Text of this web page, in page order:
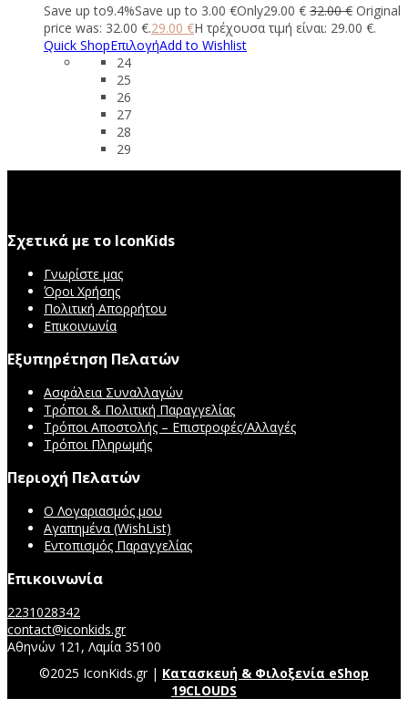
Save up to9.4%Save up to 3.00 €Only29.00 € 32.00€ Original
price was: 32.00 €.29.00 €Η τρέχουσα τιμή είναι: 29.00 €.
Quick ShopΕπιλογήAdd to Wishlist
24
25
26
27
28
29
Σχετικά με το IconKids
Γνωρίστε μας
Όροι Χρήσης
Πολιτική Απορρήτου
Επικοινωνία
Εξυπηρέτηση Πελατών
Ασφάλεια Συναλλαγών
Τρόποι & Πολιτική Παραγγελίας
Τρόποι Αποστολής – Επιστροφές/Αλλαγές
Τρόποι Πληρωμής
Περιοχή Πελατών
Ο Λογαριασμός μου
Αγαπημένα (WishList)
Εντοπισμός Παραγγελίας
Επικοινωνία
2231028342
contact@iconkids.gr
Αθηνών 121, Λαμία 35100
©2025 IconKids.gr | Κατασκευή & Φιλοξενία eShop
19CLOUDS